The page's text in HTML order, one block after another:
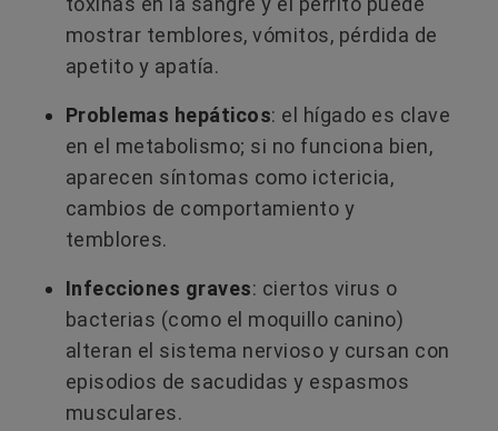
mostrar temblores, vómitos, pérdida de
apetito y apatía.
Problemas hepáticos: el hígado es clave
en el metabolismo; si no funciona bien,
aparecen síntomas como ictericia,
cambios de comportamiento y
temblores.
Infecciones graves: ciertos virus o
bacterias (como el moquillo canino)
alteran el sistema nervioso y cursan con
episodios de sacudidas y espasmos
musculares.